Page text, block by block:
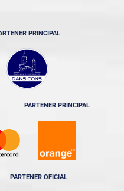
PRINCIPAL
PARTENER PRINCIPAL
PARTENER OFICIAL